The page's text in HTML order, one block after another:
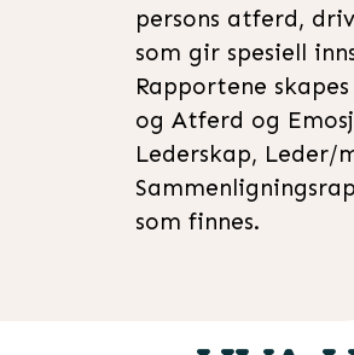
persons atferd,
som gir spesiell
Rapportene
og Atferd og
Lederskap, Leder/
som finnes.